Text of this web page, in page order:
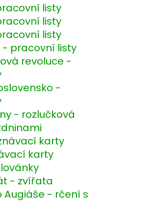
listy
listy
listy
- pracovní listy
revoluce -
-
- rozlučková
karty
karty
- zvířata
Augiáše - rčení s